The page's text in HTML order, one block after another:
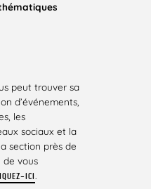
peut trouver sa
d’événements,
les
sociaux et la
section près de
de vous
ICI .